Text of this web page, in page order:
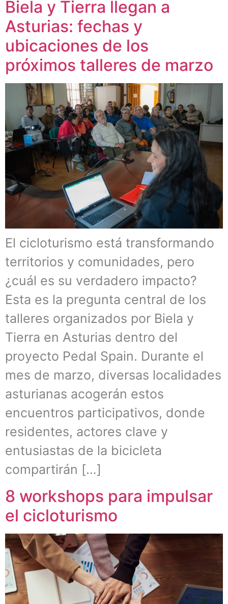
Biela y Tierra llegan a
Asturias: fechas y
ubicaciones de los
próximos talleres de marzo
El cicloturismo está transformando
territorios y comunidades, pero
¿cuál es su verdadero impacto?
Esta es la pregunta central de los
talleres organizados por Biela y
Tierra en Asturias dentro del
proyecto Pedal Spain. Durante el
mes de marzo, diversas localidades
asturianas acogerán estos
encuentros participativos, donde
residentes, actores clave y
entusiastas de la bicicleta
compartirán […]
8 workshops para impulsar
el cicloturismo